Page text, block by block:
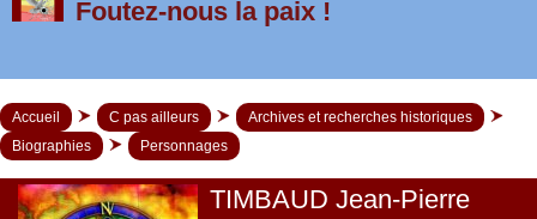
1 mai 2026 à Saint-Nazaire
Foutez-nous la paix !
Accueil C pas ailleurs
Archives et recherches historiques
Biographies
Personnages
TIMBAUD Jean-Pierre